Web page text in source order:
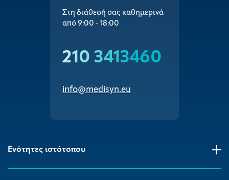
Στη διάθεσή σας καθημερινά
από 9:00 - 18:00
210 3413460
info@medisyn.eu
Ενότητες ιστότοπου